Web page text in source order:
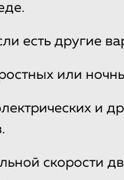
есть другие
или
и
скорости